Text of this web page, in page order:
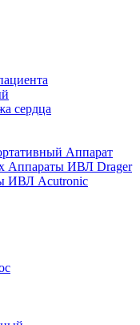
сердца
Аппарат
Аппараты ИВЛ Drager
ИВЛ Acutronic